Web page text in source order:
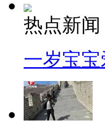
热点新闻
一岁宝